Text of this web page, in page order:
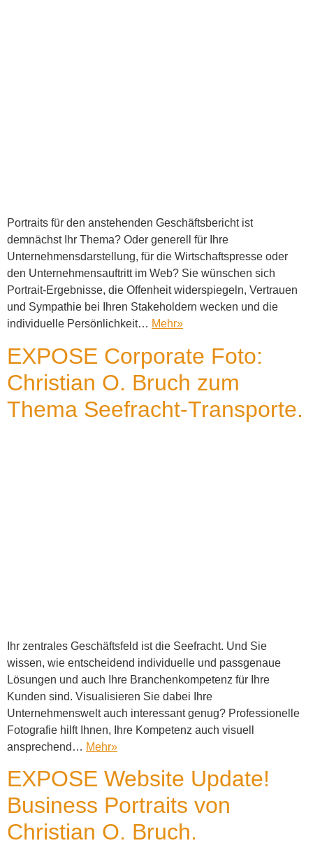
Portraits für den anstehenden Geschäftsbericht ist
demnächst Ihr Thema? Oder generell für Ihre
Unternehmensdarstellung, für die Wirtschaftspresse oder
den Unternehmensauftritt im Web? Sie wünschen sich
Portrait-Ergebnisse, die Offenheit widerspiegeln, Vertrauen
und Sympathie bei Ihren Stakeholdern wecken und die
individuelle Persönlichkeit… Mehr»
EXPOSE Corporate Foto:
Christian O. Bruch zum
Thema Seefracht-Transporte.
Ihr zentrales Geschäftsfeld ist die Seefracht. Und Sie
wissen, wie entscheidend individuelle und passgenaue
Lösungen und auch Ihre Branchenkompetenz für Ihre
Kunden sind. Visualisieren Sie dabei Ihre
Unternehmenswelt auch interessant genug? Professionelle
Fotografie hilft Ihnen, Ihre Kompetenz auch visuell
ansprechend… Mehr»
EXPOSE Website Update!
Business Portraits von
Christian O. Bruch.